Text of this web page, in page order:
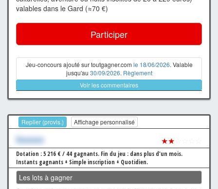
valables dans le Gard (≈70 €)
Participer
Jeu-concours ajouté sur toutgagner.com le 18/06/2026. Valable
jusqu'au 30/09/2026. Règlement
Voir les commentaires
Replier (provis.) Affichage personnalisé
Xxxxxxx ★★
Dotation : 5 216 € / 44 gagnants. Fin du jeu : dans plus d'un mois.
Instants gagnants + Simple inscription + Quotidien.
Les lots à gagner